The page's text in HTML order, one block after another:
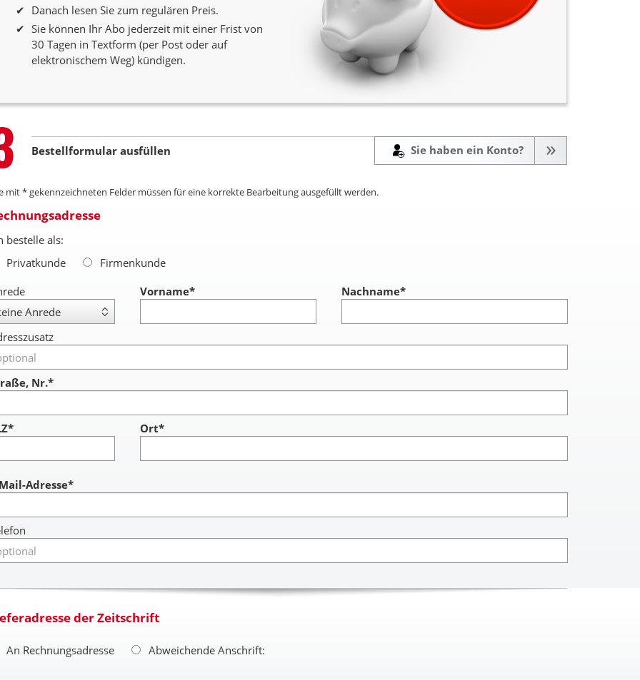
Danach lesen Sie zum regulären Preis.
Sie können Ihr Abo jederzeit mit einer Frist von
30 Tagen in Textform (per Post oder auf
elektronischem Weg) kündigen.
Bestellformular ausfüllen Sie haben ein Konto?
mit * gekennzeichneten Felder müssen für eine korrekte Bearbeitung ausgefüllt werden.
bestelle als:
Privatkunde
Firmenkunde
Vorname* Nachname*
Nr.*
Ort*
Adresse*
der Zeitschrift
An Rechnungsadresse Abweichende Anschrift: